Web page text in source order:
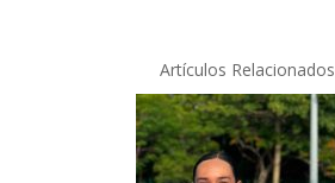
Artículos Relacionados